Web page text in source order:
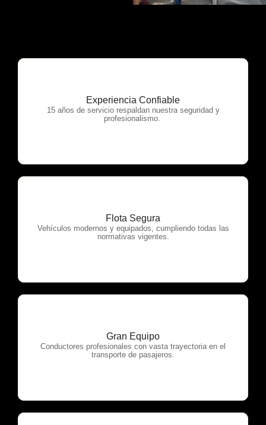
Experiencia Confiable
15 años de servicio respaldan nuestra seguridad y
profesionalismo.
OTP Servicios
Flota Segura
Vehículos modernos y equipados, cumpliendo todas las
normativas vigentes.
OTP Servicios
Gran Equipo
Conductores profesionales con vasta trayectoria en el
transporte de pasajeros.
OTP Servicios